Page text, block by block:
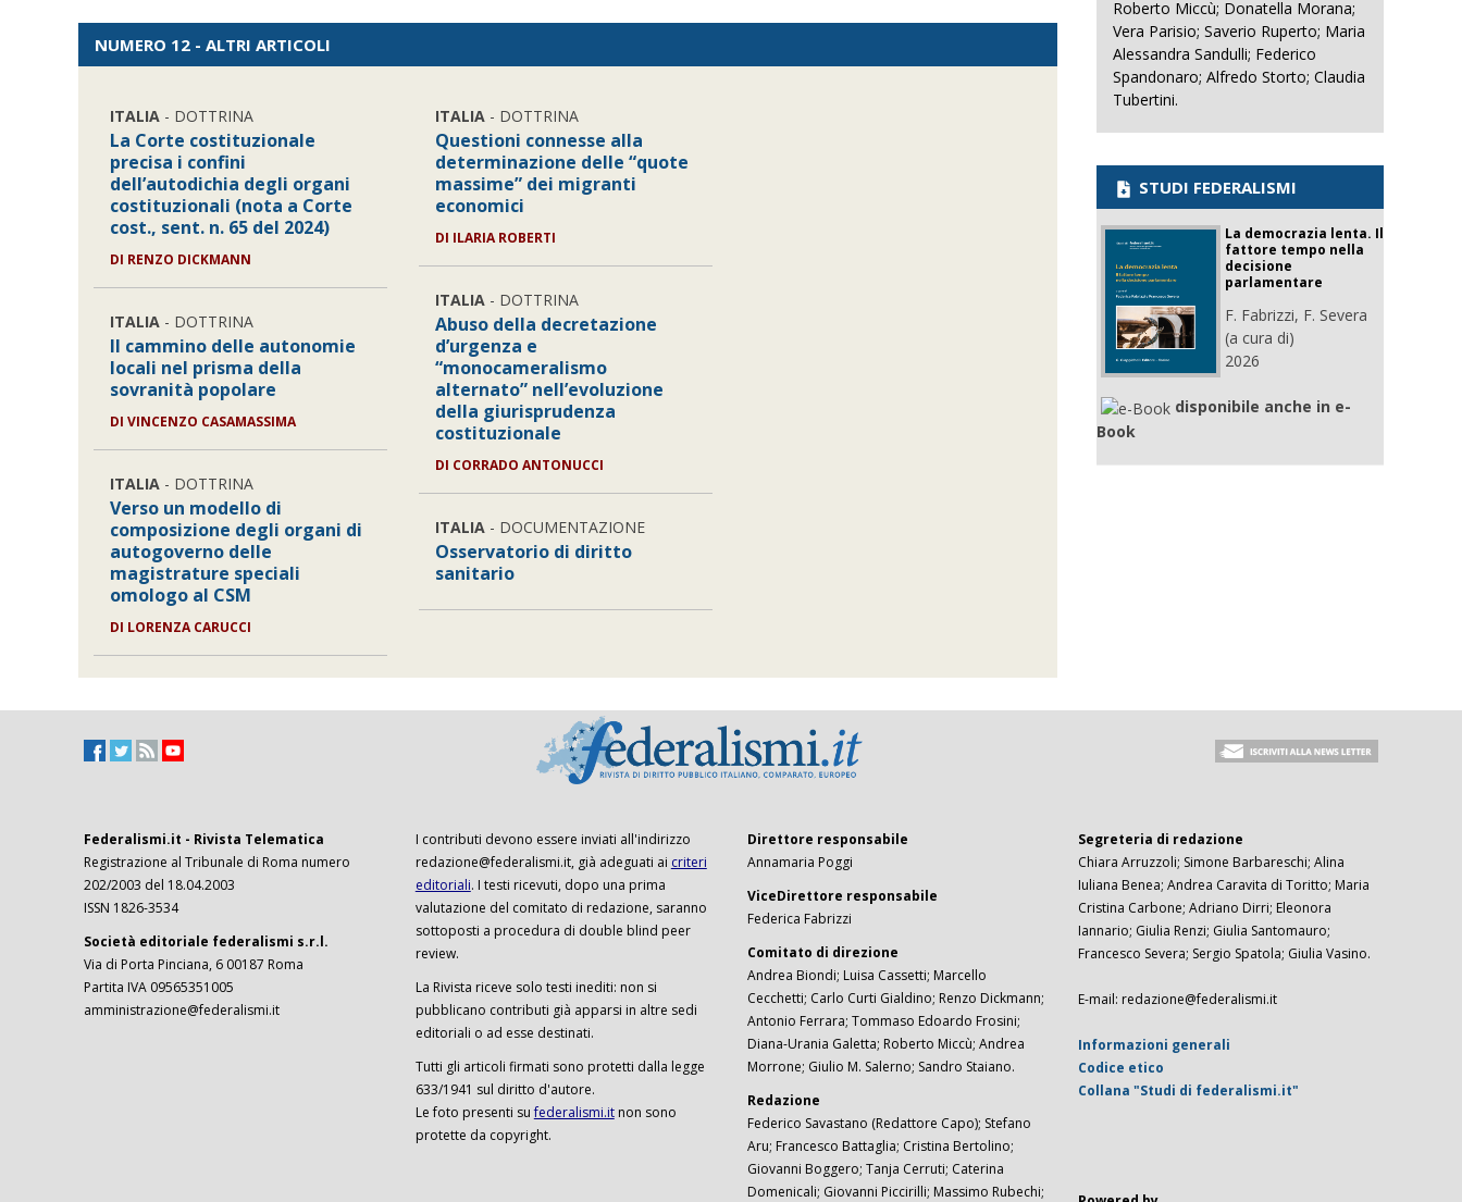
NUMERO 12 - ALTRI ARTICOLI
ITALIA - DOTTRINA
La Corte costituzionale
precisa i confini
dell’autodichia degli organi
costituzionali (nota a Corte
cost., sent. n. 65 del 2024)
DI RENZO DICKMANN
ITALIA - DOTTRINA
Il cammino delle autonomie
locali nel prisma della
sovranità popolare
DIVINCENZO CASAMASSIMA
ITALIA - DOTTRINA
Verso un modello di
composizione degli organi di
autogoverno delle
magistrature speciali
omologo al CSM
DI LORENZA CARUCCI
ITALIA - DOTTRINA
Questioni connesse alla
determinazione delle “quote
massime” dei migranti
economici
DI ILARIA ROBERTI
ITALIA - DOTTRINA
Abuso della decretazione
d’urgenza e
“monocameralismo
alternato” nell’evoluzione
della giurisprudenza
costituzionale
DI CORRADO ANTONUCCI
ITALIA - DOCUMENTAZIONE
Osservatorio di diritto
sanitario
Roberto Miccù; Donatella Morana;
Vera Parisio; Saverio Ruperto; Maria
Alessandra Sandulli; Federico
Spandonaro; Alfredo Storto; Claudia
Tubertini.
STUDI FEDERALISMI
La democrazia lenta. Il
fattore tempo nella
decisione
parlamentare
F. Fabrizzi, F. Severa
(a cura di)
2026
disponibile anche in e-
Book
Federalismi.it - Rivista Telematica
Registrazione al Tribunale di Roma numero
202/2003 del 18.04.2003
ISSN 1826-3534
Società editoriale federalismi s.r.l.
Via di Porta Pinciana, 6 00187 Roma
Partita IVA 09565351005
amministrazione@federalismi.it
I contributi devono essere inviati all'indirizzo
redazione@federalismi.it, già adeguati ai criteri
editoriali. I testi ricevuti, dopo una prima
valutazione del comitato di redazione, saranno
sottoposti a procedura di double blind peer
review.
La Rivista riceve solo testi inediti: non si
pubblicano contributi già apparsi in altre sedi
editoriali o ad esse destinati.
Tutti gli articoli firmati sono protetti dalla legge
633/1941 sul diritto d'autore.
Le foto presenti sufederalismi.itnon sono
protette da copyright.
Direttore responsabile
Annamaria Poggi
ViceDirettore responsabile
Federica Fabrizzi
Comitato di direzione
Andrea Biondi; Luisa Cassetti; Marcello
Cecchetti; Carlo Curti Gialdino; Renzo Dickmann;
Antonio Ferrara; Tommaso Edoardo Frosini;
Diana-Urania Galetta; Roberto Miccù; Andrea
Morrone; Giulio M. Salerno; Sandro Staiano.
Redazione
Federico Savastano (Redattore Capo); Stefano
Aru; Francesco Battaglia; Cristina Bertolino;
Giovanni Boggero; Tanja Cerruti; Caterina
Domenicali; Giovanni Piccirilli; Massimo Rubechi;
Segreteria di redazione
Chiara Arruzzoli; Simone Barbareschi; Alina
Iuliana Benea; Andrea Caravita di Toritto; Maria
Cristina Carbone; Adriano Dirri; Eleonora
Iannario; Giulia Renzi; Giulia Santomauro;
Francesco Severa; Sergio Spatola; Giulia Vasino.
E-mail: redazione@federalismi.it
Informazioni generali
Codice etico
Collana "Studi di federalismi.it"